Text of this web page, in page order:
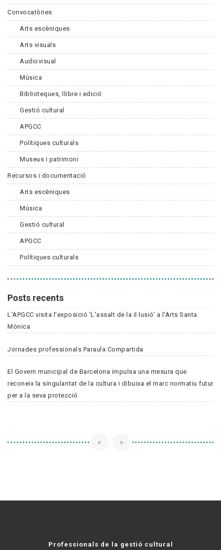
Convocatòries
Arts escèniques
Arts visuals
Audiovisual
Música
Biblioteques, llibre i edició
Gestió cultural
APGCC
Polítiques culturals
Museus i patrimoni
Recursos i documentació
Arts escèniques
Música
Gestió cultural
APGCC
Polítiques culturals
Posts recents
L'APGCC visita l'exposició 'L'assalt de la il·lusió' a l'Arts Santa
Mònica
Jornades professionals Paraula Compartida
El Govern municipal de Barcelona impulsa una mesura que
reconeix la singularitat de la cultura i dibuixa el marc normatiu futur
per a la seva protecció
« »
Professionals de la gestió cultural